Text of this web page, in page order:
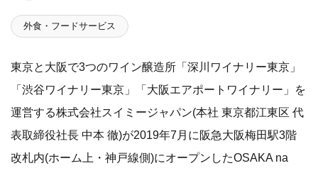
外食・フードサービス
東京と大阪で3つのワイン醸造所「深川ワイナリー東京」
「渋谷ワイナリー東京」「大阪エアポートワイナリー」を
運営する株式会社スイミージャパン(本社 東京都江東区 代
表取締役社長 中本 徹)が2019年7月に阪急大阪梅田駅3階
改札内(ホーム上・神戸線側)にオープンしたOSAKA na